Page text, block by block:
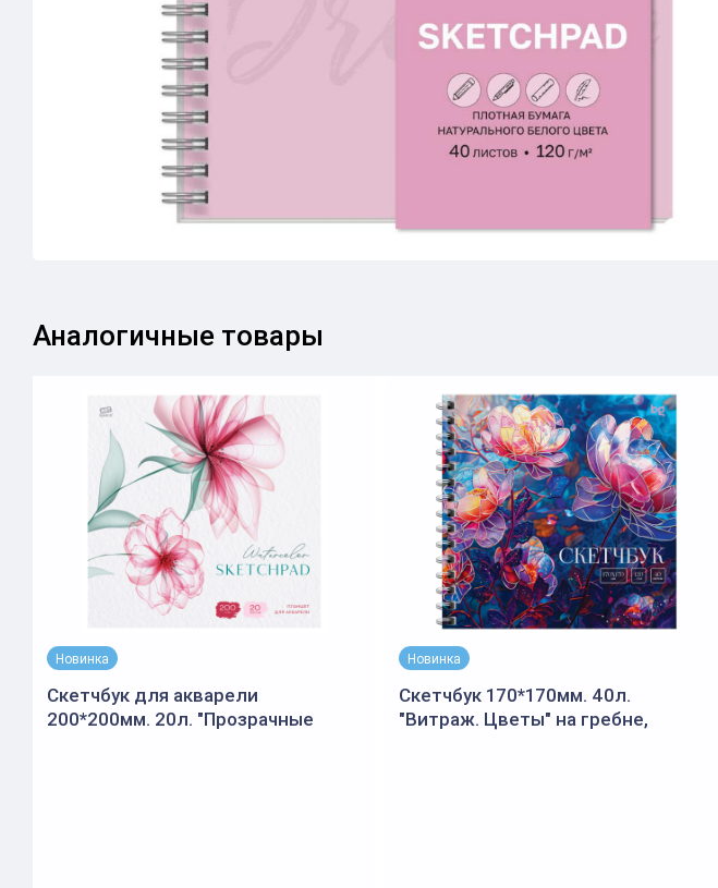
Аналогичные товары
Новинка
Скетчбук для акварели
200*200мм. 20л. "Прозрачные
Новинка
Скетчбук 170*170мм. 40л.
"Витраж. Цветы" на гребне,